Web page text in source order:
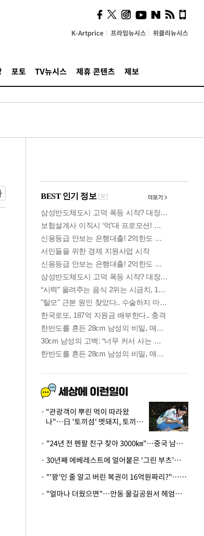
K-Artprice 프라임뉴시스 위클리뉴시스
포토 TV뉴시스 제휴 콘텐츠 제보
사이 해답 찾았죠"…알을
깨고 나온 '초자아'
"관광객이 뿌린 먹이 따라왔
나"…日 '토끼섬' 멧돼지, 토끼까
· "24년 전 펜팔 친구 찾아 3000㎞"…중국 남성 사연에 '뭉클'
· 30년째 에베레스트에 얼어붙은 '그린 부츠'…드디어 가족 품으로
· "'꽝'인 줄 알고 버린 복권이 16억원짜리?"…극적으로 되찾은 사연
· "얼마나 더웠으면"…안동 물길공원서 헤엄친 구렁이 '소동'